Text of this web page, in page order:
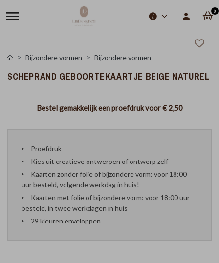
0
Bijzondere vormen Bijzondere vormen
SCHEPRAND GEBOORTEKAARTJE BEIGE NATUREL
Bestel gemakkelijk een proefdruk voor€ 2,50
Proefdruk
Kies uit creatieve ontwerpen of ontwerp zelf
Kaarten zonder folie of bijzondere vorm: voor 18:00
uur besteld, volgende werkdag in huis!
Kaarten met folie of bijzondere vorm: voor 18:00 uur
besteld, in twee werkdagen in huis
29 kleuren enveloppen